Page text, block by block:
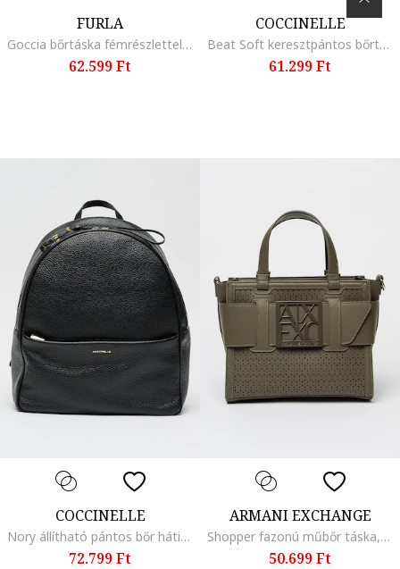
FURLA
Goccia bőrtáska fémrészlettel, Tengerészkék
62.599 Ft
COCCINELLE
Beat Soft keresztpántos bőrtáska, Zsályazöld
61.299 Ft
COCCINELLE
Nory állítható pántos bőr hátizsák, Fekete
72.799 Ft
ARMANI EXCHANGE
Shopper fazonú műbőr táska, Sötét olívazöld
50.699 Ft